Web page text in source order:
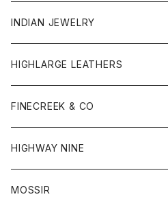
INDIAN JEWELRY
HIGHLARGE LEATHERS
FINECREEK & CO
HIGHWAY NINE
S / S RIB
MOSSIR